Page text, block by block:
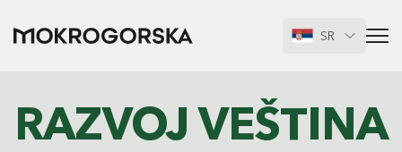
SR
RAZVOJ VEŠTINA